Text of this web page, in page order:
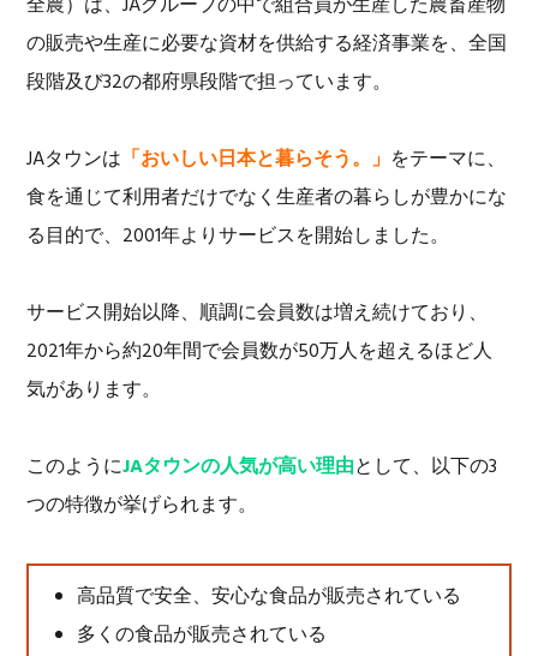
の販売や生産に必要な資材を供給する経済事業を、全国
段階及び32の都府県段階で担っています。
JAタウンは 「おいしい日本と暮らそう。」 をテーマに、
食を通じて利用者だけでなく生産者の暮らしが豊かにな
る目的で、2001年よりサービスを開始しました。
サービス開始以降、順調に会員数は増え続けており、
2021年から約20年間で会員数が50万人を超えるほど人
気があります。
このようにJAタウンの人気が高い理由として、以下の3
つの特徴が挙げられます。
高品質で安全、安心な食品が販売されている
多くの食品が販売されている